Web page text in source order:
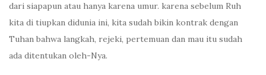
dari siapapun atau hanya karena umur. karena sebelum Ruh
kita di tiupkan didunia ini, kita sudah bikin kontrak dengan
Tuhan bahwa langkah, rejeki, pertemuan dan mau itu sudah
ada ditentukan oleh-Nya.